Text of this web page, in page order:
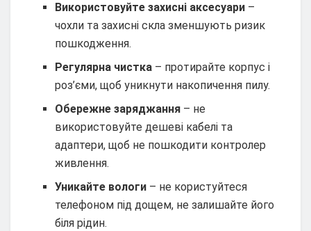
Використовуйте захисні аксесуари –
чохли та захисні скла зменшують ризик
пошкодження.
Регулярна чистка – протирайте корпус і
роз’єми, щоб уникнути накопичення пилу.
Обережне заряджання – не
використовуйте дешеві кабелі та
адаптери, щоб не пошкодити контролер
живлення.
Уникайте вологи – не користуйтеся
телефоном під дощем, не залишайте його
біля рідин.